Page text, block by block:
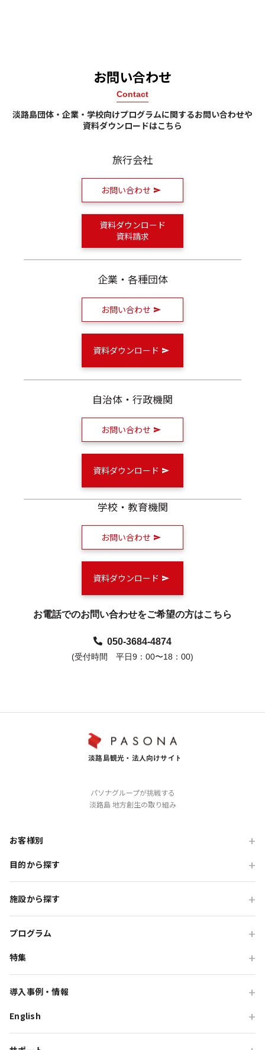
お問い合わせ
Contact
淡路島団体・企業・学校向けプログラムに関するお問い合わせや
資料ダウンロードはこちら
旅行会社
お問い合わせ
資料ダウンロード
資料請求
企業・各種団体
お問い合わせ
資料ダウンロード
自治体・行政機関
お問い合わせ
資料ダウンロード
学校・教育機関
お問い合わせ
資料ダウンロード
お電話でのお問い合わせをご希望の方はこちら
050-3684-4874
(受付時間 平日9：00〜18：00)
パソナグループが挑戦する
淡路島 地方創生の取り組み
お客様別
旅行会社の方
自治体・行政の方
目的から探す
研修・チームビルディング
インセンティブ・ご招待
高付加価値観光
貸切・イベント会場利用
教育旅行
施設から探す
オーシャンテラス
青海波
HELLO KITTY SMILE
プログラム
団体体験プログラム
団体貸切プログラム
団体食事プログラム
特集
チームビルディング特集
導入事例・情報
旅行会社向け事例
English